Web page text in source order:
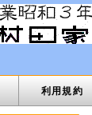
利用規約